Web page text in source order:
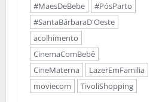
#MaesDeBebe
#PósParto
#SantaBárbaraD'Oeste
acolhimento
CinemaComBebê
CineMaterna
LazerEmFamilia
moviecom
TivoliShopping